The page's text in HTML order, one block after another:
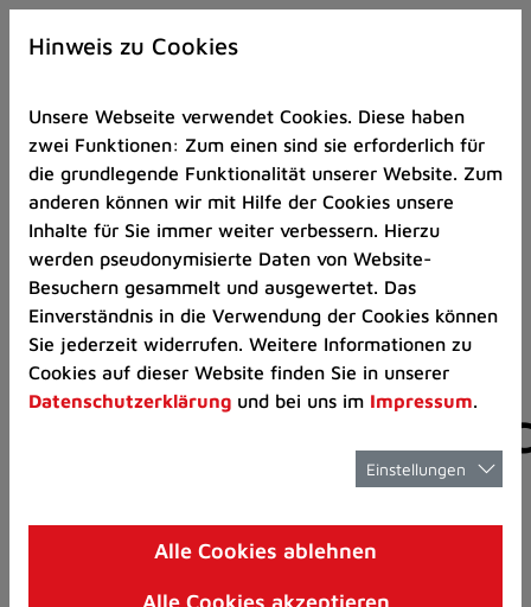
Zur
Startseite
Zum
Seitenanfang
springen
(Schnelltaste
A)
Zur
Navigation/Menü
springen
(Schnelltaste
M)
Zur
8)
Politik Politische Mitwirkung
Politische
für Bürgerinnen
und Bürger
Hinweis zu Cookies
Unsere Webseite verwendet Cookies. Diese haben
zwei Funktionen: Zum einen sind sie erforderlich für
die grundlegende Funktionalität unserer Website. Zum
anderen können wir mit Hilfe der Cookies unsere
Inhalte für Sie immer weiter verbessern. Hierzu
werden pseudonymisierte Daten von Website-
Besuchern gesammelt und ausgewertet. Das
Einverständnis in die Verwendung der Cookies können
Sie jederzeit widerrufen. Weitere Informationen zu
Cookies auf dieser Website finden Sie in unserer
Datenschutzerklärung und bei uns im Impressum.
Einstellungen
Alle Cookies ablehnen
Alle Cookies akzeptieren